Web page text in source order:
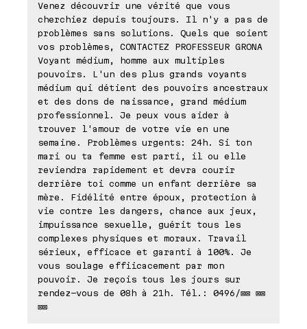
Venez découvrir une vérité que vous
cherchiez depuis toujours. Il n'y a pas de
problèmes sans solutions. Quels que soient
vos problèmes, CONTACTEZ PROFESSEUR GRONA
Voyant médium, homme aux multiples
pouvoirs. L'un des plus grands voyants
médium qui détient des pouvoirs ancestraux
et des dons de naissance, grand médium
professionnel. Je peux vous aider à
trouver l'amour de votre vie en une
semaine. Problèmes urgents: 24h. Si ton
mari ou ta femme est parti, il ou elle
reviendra rapidement et devra courir
derrière toi comme un enfant derrière sa
mère. Fidélité entre époux, protection à
vie contre les dangers, chance aux jeux,
impuissance sexuelle, guérit tous les
complexes physiques et moraux. Travail
sérieux, efficace et garanti à 100%. Je
vous soulage effiicacement par mon
pouvoir. Je reçois tous les jours sur
rendez-vous de 08h à 21h. Tél.: 0496/⊠⊠ ⊠⊠
⊠⊠